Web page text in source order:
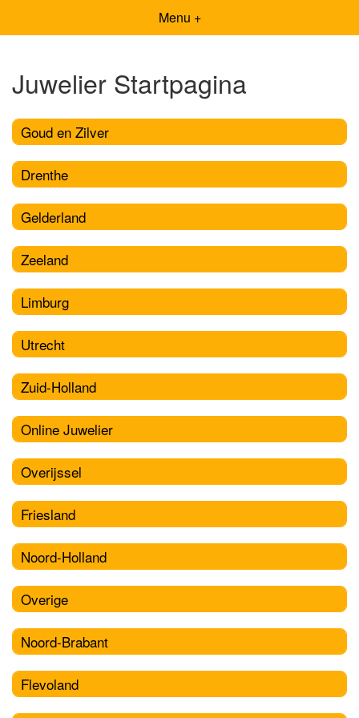
Menu +
Juwelier Startpagina
Goud en Zilver
Drenthe
Gelderland
Zeeland
Limburg
Utrecht
Zuid-Holland
Online Juwelier
Overijssel
Friesland
Noord-Holland
Overige
Noord-Brabant
Flevoland